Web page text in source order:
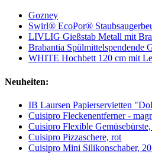
Gozney
Swirl® EcoPor®
LIVLIG Gießstab Metall mit
Brabantia Spülmittelspendende
WHITE Hochbett 120 cm mit
Neuheiten:
IB Laursen Papierservietten
Cuisipro Fleckenentferner -
Cuisipro Flexible
Cuisipro Pizzaschere, rot
Cuisipro Mini Silikonschaber,